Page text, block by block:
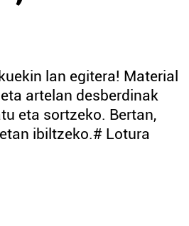
lan egitera! Material
artelan desberdinak
eta sortzeko. Bertan,
ibiltzeko.# Lotura